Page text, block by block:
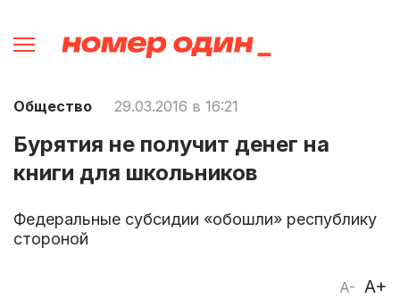
Общество 29.03.2016 в 16:21
Бурятия не получит денег на
книги для школьников
Федеральные субсидии «обошли» республику
стороной
A- A+